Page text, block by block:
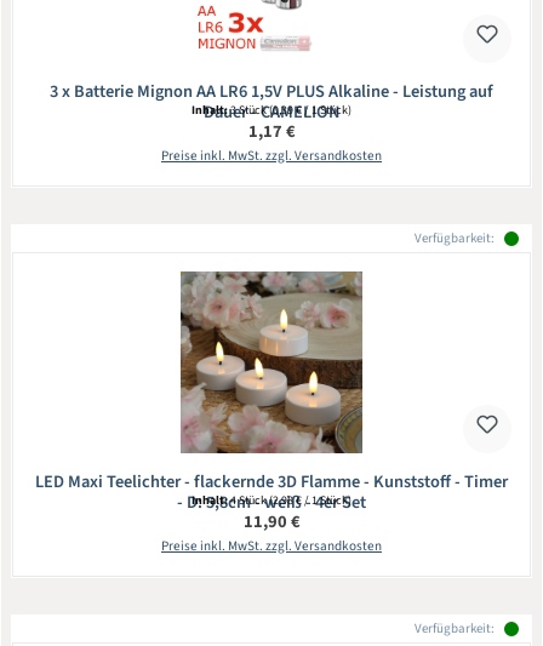
3 x Batterie Mignon AA LR6 1,5V PLUS Alkaline - Leistung auf
Dauer - CAMELION
Inhalt:3 Stück(0,39 € / 1 Stück)
Regulärer Preis:
1,17 €
Preise inkl. MwSt. zzgl. Versandkosten
Verfügbarkeit:
LED Maxi Teelichter - flackernde 3D Flamme - Kunststoff - Timer
- D: 5,8cm - weiß - 4er Set
Inhalt:4 Stück(2,98 € / 1 Stück)
Regulärer Preis:
11,90 €
Preise inkl. MwSt. zzgl. Versandkosten
Verfügbarkeit: